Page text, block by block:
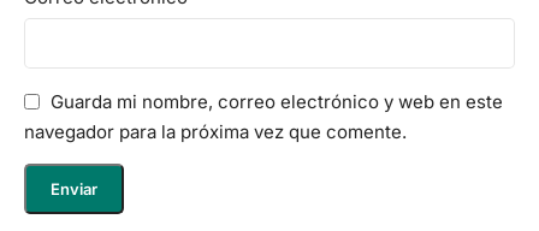
Guarda mi nombre, correo electrónico y web en este
navegador para la próxima vez que comente.